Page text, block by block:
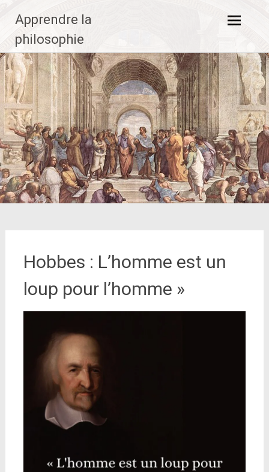
contenu
principal
Apprendre la
philosophie
Hobbes : L’homme est un
loup pour l’homme »